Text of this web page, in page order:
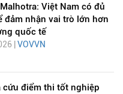
Việt Nam có đủ
đảm nhận vai trò lớn hơn
quốc tế
| VOVVN
cứu điểm thi tốt nghiệp